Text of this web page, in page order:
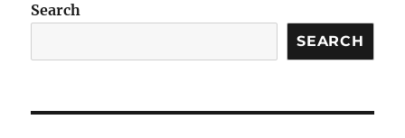
Search
SEARCH